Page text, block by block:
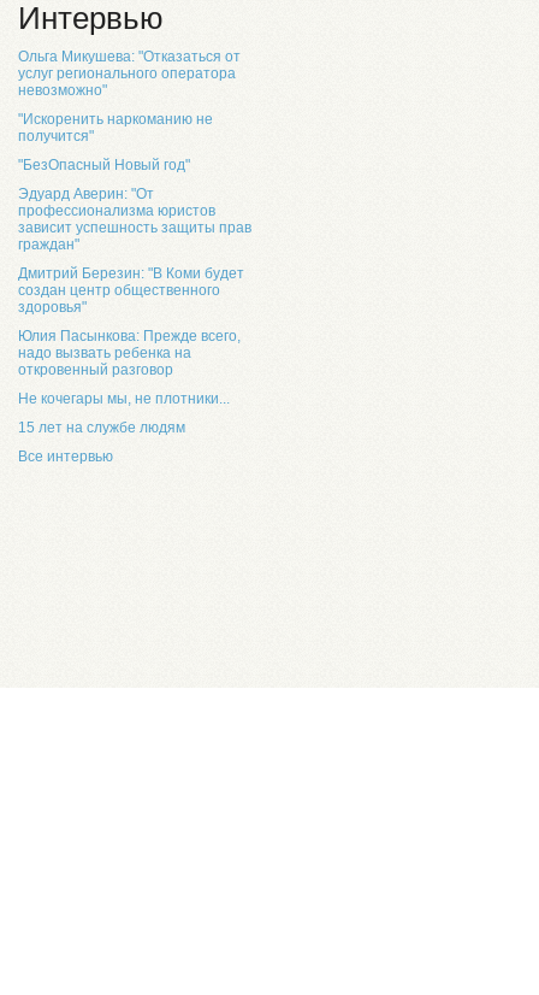
Интервью
Ольга Микушева: "Отказаться от
услуг регионального оператора
невозможно"
"Искоренить наркоманию не
получится"
"БезОпасный Новый год"
Эдуард Аверин: "От
профессионализма юристов
зависит успешность защиты прав
граждан"
Дмитрий Березин: "В Коми будет
создан центр общественного
здоровья"
Юлия Пасынкова: Прежде всего,
надо вызвать ребенка на
откровенный разговор
Не кочегары мы, не плотники...
15 лет на службе людям
Все интервью